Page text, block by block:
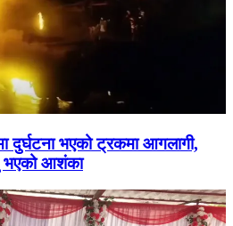
दुर्घटना भएको ट्रकमा आगलागी,
भएको आशंका